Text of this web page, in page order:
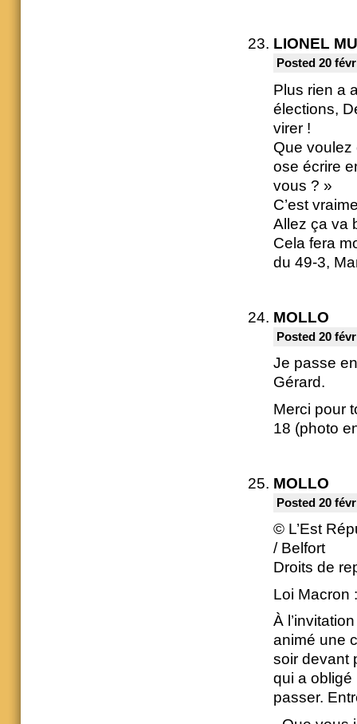
LIONEL
Posted 20
Plus rien a
élections,
virer !
Que voulez
ose écrire
vous ? »
C’est
Allez ça va
Cela fera
du 49-3,
MOLLO
Posted 20
Je passe
Gérard.
Merci pour
18 (photo
MOLLO
Posted 20
© L’Est
/ Belfort
Droits de
Loi Macron
À
animé une
soir devant
qui a obligé
passer.